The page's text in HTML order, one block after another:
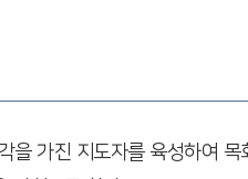
을 가진 지도자를 육성하여 목